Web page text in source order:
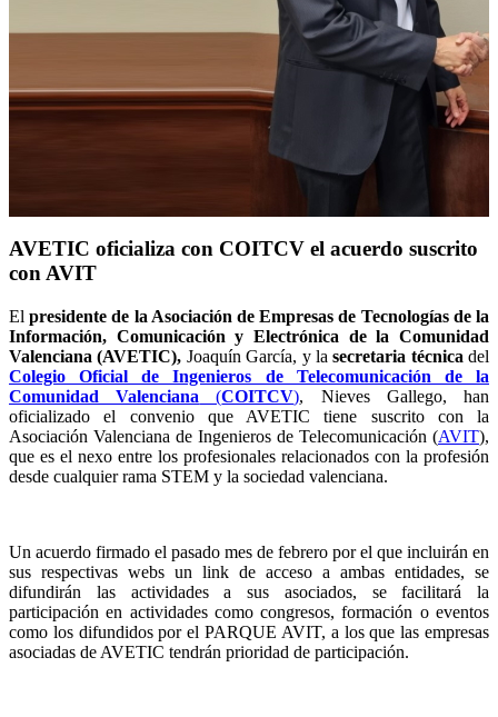
AVETIC oficializa con COITCV el acuerdo suscrito
con AVIT
Elpresidente de la Asociación de Empresas de Tecnologías de la
Información, Comunicación y Electrónica de la Comunidad
Valenciana (AVETIC), Joaquín García, y lasecretaria técnica del
Colegio Oficial de Ingenieros de Telecomunicación de la
Comunidad Valenciana (COITCV), Nieves Gallego, han
oficializado el convenio que AVETIC tiene suscrito con la
Asociación Valenciana de Ingenieros de Telecomunicación (AVIT),
que es el nexo entre los profesionales relacionados con la profesión
desde cualquier rama STEM y la sociedad valenciana.
Un acuerdo firmado el pasado mes de febrero por el que incluirán en
sus respectivas webs un link de acceso a ambas entidades, se
difundirán las actividades a sus asociados, se facilitará la
participación en actividades como congresos, formación o eventos
como los difundidos por el PARQUE AVIT, a los que las empresas
asociadas de AVETIC tendrán prioridad de participación.